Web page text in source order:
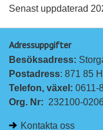
Senast uppdaterad
Adressuppgifter
Besöksadress:
Postadress: 871 85
Telefon, växel: 0611-
Org. Nr: 232100-
Kontakta oss